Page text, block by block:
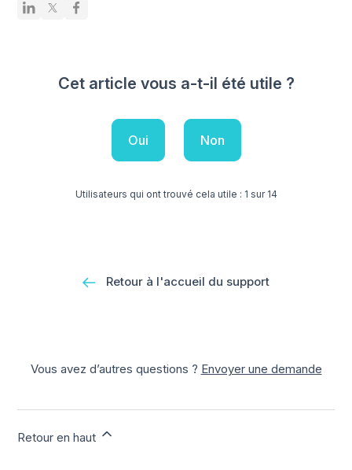
Cet article vous a-t-il été utile ?
Oui Non
Utilisateurs qui ont trouvé cela utile : 1 sur 14
Retour à l'accueil du support
Vous avez d’autres questions ? Envoyer une demande
Retour en haut